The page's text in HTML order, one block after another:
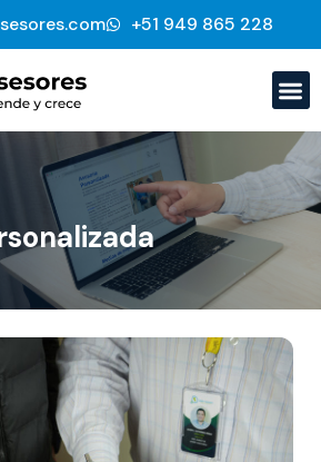
‭+51 949 865 228‬